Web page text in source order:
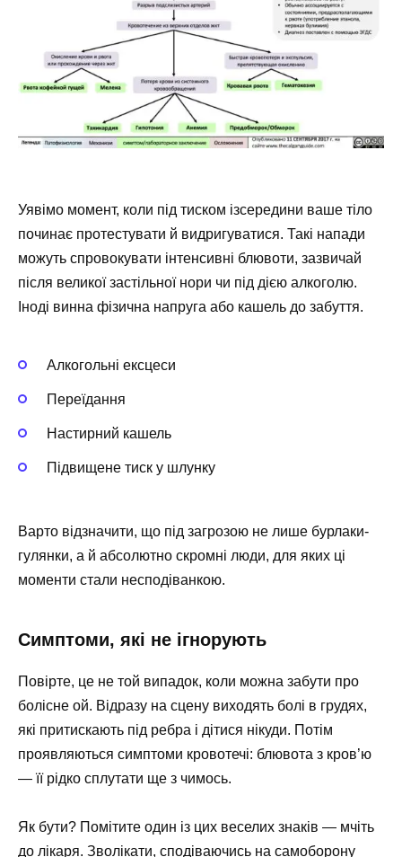
Уявімо момент, коли під тиском ізсередини ваше тіло
починає протестувати й видригуватися. Такі напади
можуть спровокувати інтенсивні блювоти, зазвичай
після великої застільної нори чи під дією алкоголю.
Іноді винна фізична напруга або кашель до забуття.
Алкогольні ексцеси
Переїдання
Настирний кашель
Підвищене тиск у шлунку
Варто відзначити, що під загрозою не лише бурлаки-
гулянки, а й абсолютно скромні люди, для яких ці
моменти стали несподіванкою.
Симптоми, які не ігнорують
Повірте, це не той випадок, коли можна забути про
болісне ой. Відразу на сцену виходять болі в грудях,
які притискають під ребра і дітися нікуди. Потім
проявляються симптоми кровотечі: блювота з кров’ю
— її рідко сплутати ще з чимось.
Як бути? Помітите один із цих веселих знаків — мчіть
до лікаря. Зволікати, сподіваючись на самоборону